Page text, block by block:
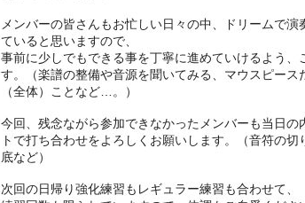
メンバーの皆さんもお忙しい日々の中、
ドリームで
ていると思いますので、
事前に少しでもできる事を丁寧に進めていけるよう、
す。（楽譜の整備や音源を聞いてみる、 マウスピース
（全体）ことなど…。）
今回、 残念ながら参加できなかったメンバーも当日の
トで打ち合わせをよろしくお願いします。（音符の切
底など）
次回の日帰り強化練習もレギュラー練習も合わせて、